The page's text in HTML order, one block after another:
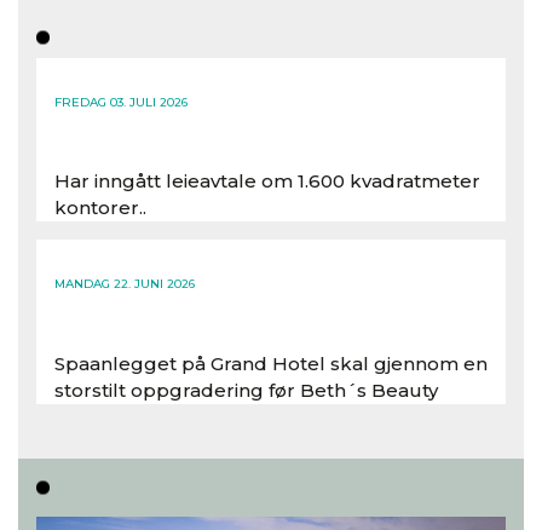
FREDAG 03. JULI 2026
Har inngått leieavtale om 1.600 kvadratmeter
kontorer..
MANDAG 22. JUNI 2026
Spaanlegget på Grand Hotel skal gjennom en
storstilt oppgradering før Beth´s Beauty
Les hele artikkelen